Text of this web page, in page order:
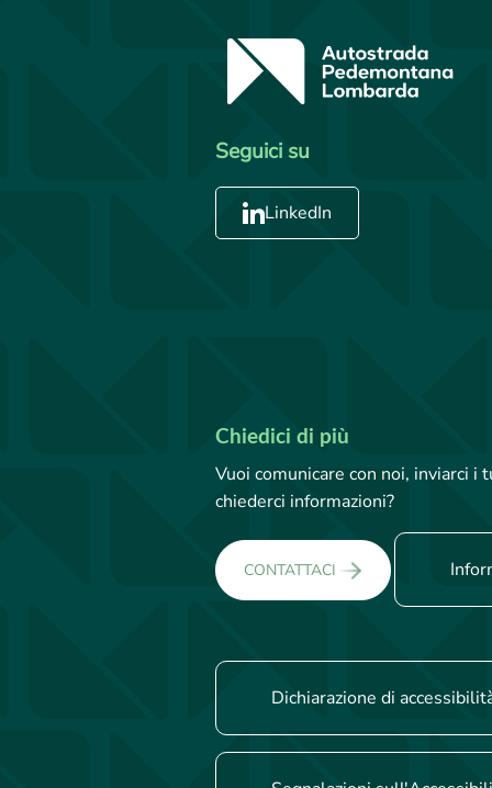
Seguici su
LinkedIn
Chiedici di più
Vuoi comunicare con noi, inviarci
chiederci informazioni?
CONTATTACI
Dichiarazione di